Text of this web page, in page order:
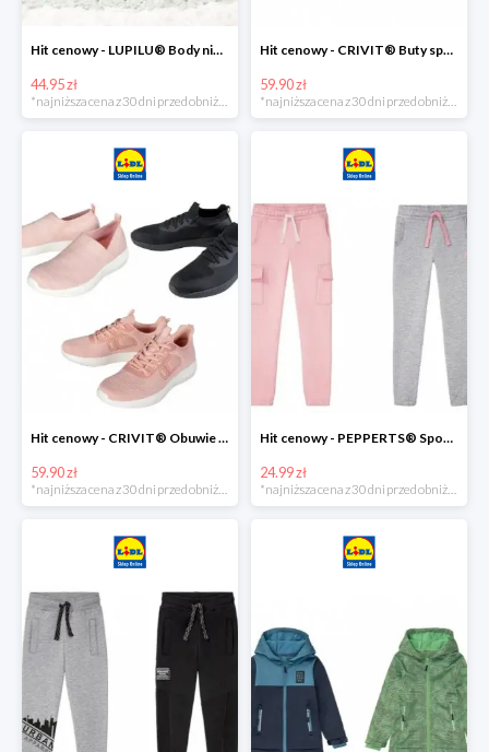
Hit cenowy - LUPILU® Body niemowlęce z biobawełny, z krótkim rękawem, 5 sztuk
44.95 zł
*najniższa cena z 30 dni przed obniżką
Hit cenowy - CRIVIT® Buty sportowe chłopięce WellWalk, 1 para
59.90 zł
*najniższa cena z 30 dni przed obniżką
Hit cenowy - CRIVIT® Obuwie dziewczęce sportowe i na co dzień, 1 para
59.90 zł
Hit cenowy - PEPPERTS® Spodnie dresowe dziewczęce, 1 para
24.99 zł